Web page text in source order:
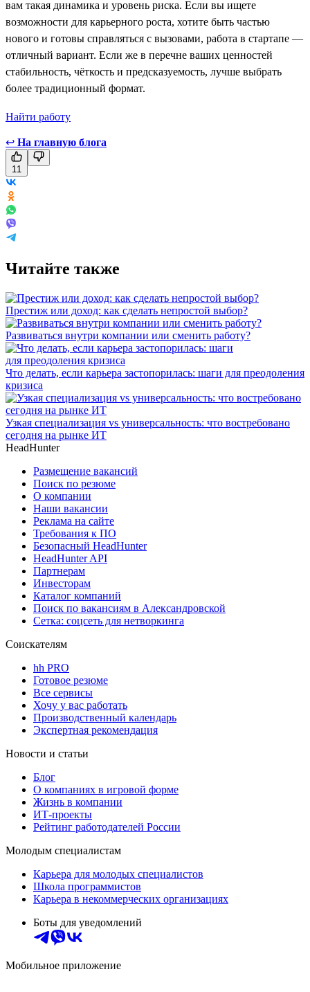
вам такая динамика и уровень риска. Если вы ищете
возможности для карьерного роста, хотите быть частью
нового и готовы справляться с вызовами, работа в стартапе —
отличный вариант. Если же в перечне ваших ценностей
стабильность, чёткость и предсказуемость, лучше выбрать
более традиционный формат.
Найти работу
↩ На главную блога
11
Читайте также
Престиж или доход: как сделать непростой выбор?
Развиваться внутри компании или сменить работу?
Что делать, если карьера застопорилась: шаги для преодоления
кризиса
Узкая специализация vs универсальность: что востребовано
сегодня на рынке ИТ
HeadHunter
Размещение вакансий
Поиск по резюме
О компании
Наши вакансии
Реклама на сайте
Требования к ПО
Безопасный HeadHunter
HeadHunter API
Партнерам
Инвесторам
Каталог компаний
Поиск по вакансиям в Александровской
Сетка: соцсеть для нетворкинга
Соискателям
hh PRO
Готовое резюме
Все сервисы
Хочу у вас работать
Производственный календарь
Экспертная рекомендация
Новости и статьи
Блог
О компаниях в игровой форме
Жизнь в компании
ИТ-проекты
Рейтинг работодателей России
Молодым специалистам
Карьера для молодых специалистов
Школа программистов
Карьера в некоммерческих организациях
Боты для уведомлений
Мобильное приложение